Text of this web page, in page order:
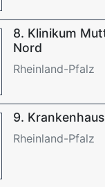
8. Klinikum
Nord
Rheinland-Pfalz
9.
Rheinland-Pfalz